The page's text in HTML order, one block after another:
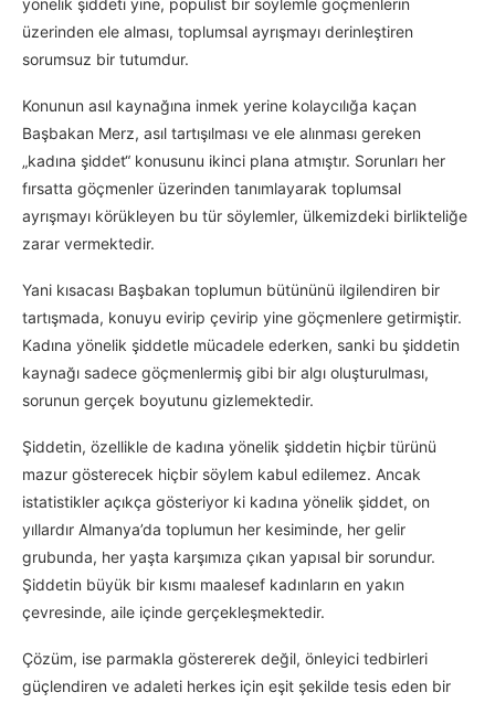
yönelik şiddeti yine, popülist bir söylemle göçmenlerin
üzerinden ele alması, toplumsal ayrışmayı derinleştiren
sorumsuz bir tutumdur.
Konunun asıl kaynağına inmek yerine kolaycılığa kaçan
Başbakan Merz, asıl tartışılması ve ele alınması gereken
„kadına şiddet“ konusunu ikinci plana atmıştır. Sorunları her
fırsatta göçmenler üzerinden tanımlayarak toplumsal
ayrışmayı körükleyen bu tür söylemler, ülkemizdeki birlikteliğe
zarar vermektedir.
Yani kısacası Başbakan toplumun bütününü ilgilendiren bir
tartışmada, konuyu evirip çevirip yine göçmenlere getirmiştir.
Kadına yönelik şiddetle mücadele ederken, sanki bu şiddetin
kaynağı sadece göçmenlermiş gibi bir algı oluşturulması,
sorunun gerçek boyutunu gizlemektedir.
Şiddetin, özellikle de kadına yönelik şiddetin hiçbir türünü
mazur gösterecek hiçbir söylem kabul edilemez. Ancak
istatistikler açıkça gösteriyor ki kadına yönelik şiddet, on
yıllardır Almanya’da toplumun her kesiminde, her gelir
grubunda, her yaşta karşımıza çıkan yapısal bir sorundur.
Şiddetin büyük bir kısmı maalesef kadınların en yakın
çevresinde, aile içinde gerçekleşmektedir.
Çözüm, ise parmakla göstererek değil, önleyici tedbirleri
güçlendiren ve adaleti herkes için eşit şekilde tesis eden bir